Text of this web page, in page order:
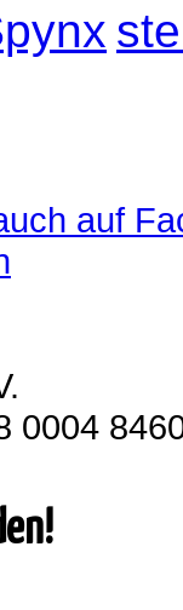
auf
0004